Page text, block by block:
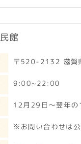
館
〒520-2132 滋賀
9:00~22:00
12月29日～翌年の
※お問い合わせは